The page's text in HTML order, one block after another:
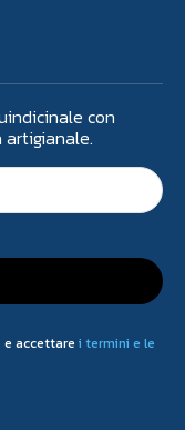
con
e accettare i termini e le